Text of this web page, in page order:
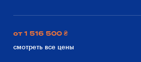
от 1 516 500 ₴
смотреть все цены